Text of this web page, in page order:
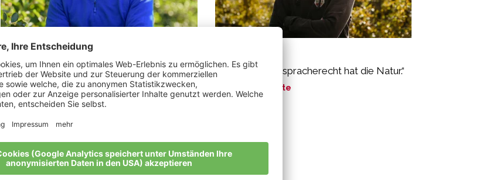
LesinaDebiasi Martin
„Von Gutem kommt Gutes: Bio ist eine
ganzheitliche Philosophie.“
Meine Geschichte
„Das große Mitspracherecht hat die Natur.“
Meine Geschichte
Alle Bio-Bauern im Überblick